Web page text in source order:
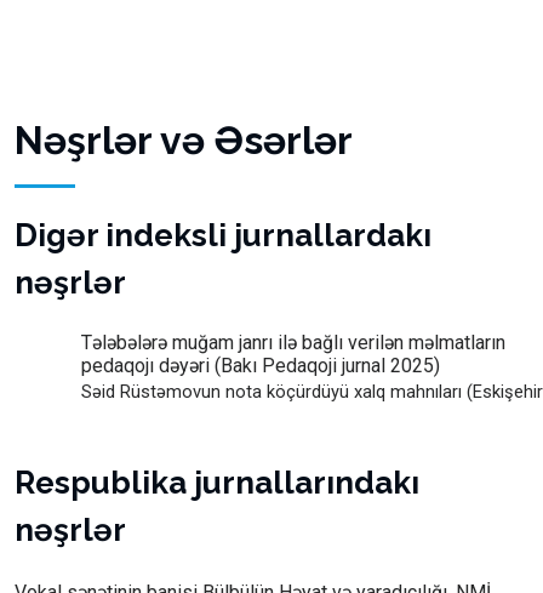
Nəşrlər və Əsərlər
Digər indeksli jurnallardakı
nəşrlər
Tələbələrə muğam janrı ilə bağlı verilən məlmatların
pedaqojı dəyəri (Bakı Pedaqoji jurnal 2025)
Səid Rüstəmovun nota köçürdüyü xalq mahnıları
Respublika jurnallarındakı
nəşrlər